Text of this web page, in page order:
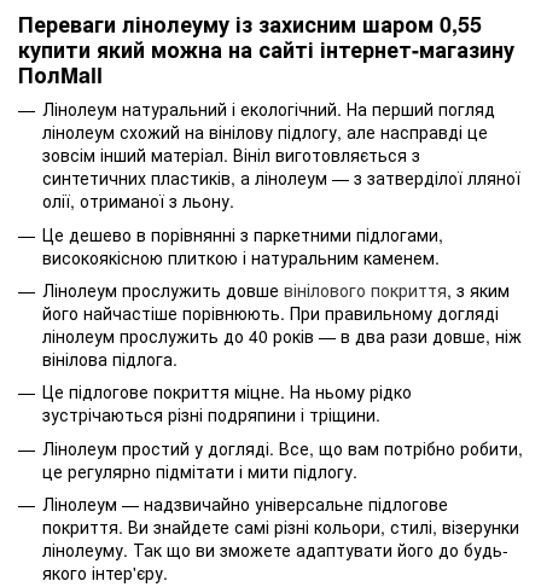
Переваги лінолеуму із захисним шаром 0,55
купити який можна на сайті інтернет-магазину
ПолMall
Лінолеум натуральний і екологічний. На перший погляд
лінолеум схожий на вінілову підлогу, але насправді це
зовсім інший матеріал. Вініл виготовляється з
синтетичних пластиків, а лінолеум — з затверділої лляної
олії, отриманої з льону.
Це дешево в порівнянні з паркетними підлогами,
високоякісною плиткою і натуральним каменем.
Лінолеум прослужить довше вінілового покриття, з яким
його найчастіше порівнюють. При правильному догляді
лінолеум прослужить до 40 років — в два рази довше, ніж
вінілова підлога.
Це підлогове покриття міцне. На ньому рідко
зустрічаються різні подряпини і тріщини.
Лінолеум простий у догляді. Все, що вам потрібно робити,
це регулярно підмітати і мити підлогу.
Лінолеум — надзвичайно універсальне підлогове
покриття. Ви знайдете самі різні кольори, стилі, візерунки
лінолеуму. Так що ви зможете адаптувати його до будь-
якого інтер'єру.